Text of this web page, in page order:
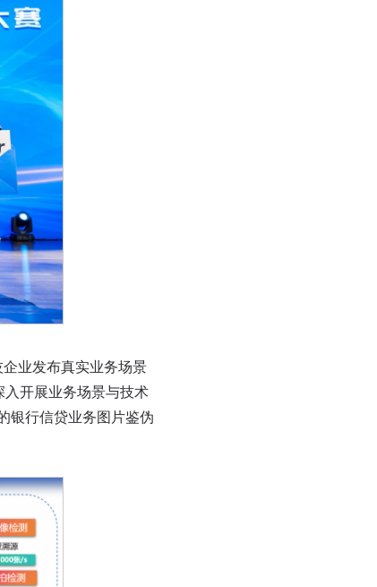
业发布真实业务场景
开展业务场景与技术
银行信贷业务图片鉴伪